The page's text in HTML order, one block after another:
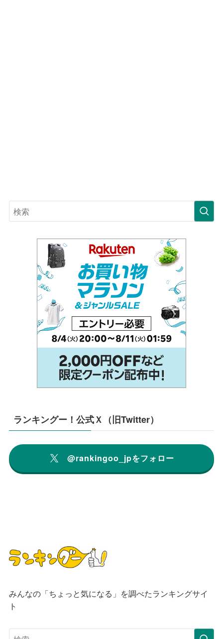
ランキングー！公式Ｘ（旧Twitter）
@rankingoo_jpをフォロー
みんなの「ちょっと気になる」を調べたランキングサイ
ト